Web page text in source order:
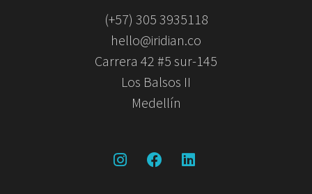
(+57) 305 3935118
hello@iridian.co
Carrera 42 #5 sur-145
Los Balsos II
Medellín